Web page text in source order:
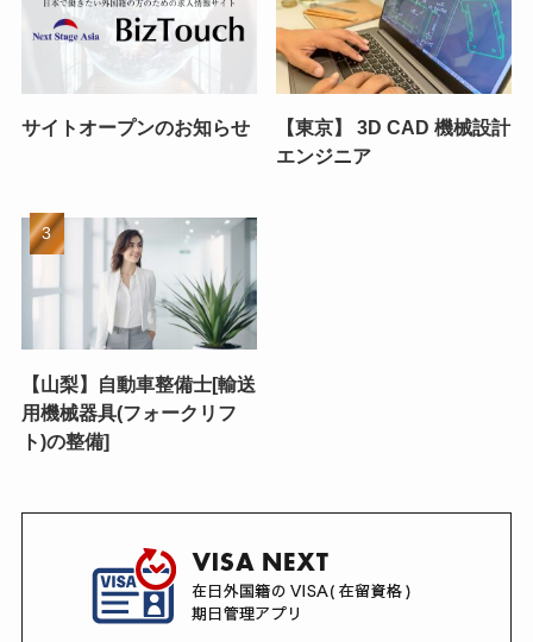
サイトオープンのお知らせ
【東京】 3D CAD 機械設計
エンジニア
【山梨】自動車整備士[輸送
用機械器具(フォークリフ
ト)の整備]